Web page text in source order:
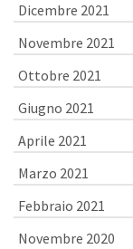
Dicembre 2021
Novembre 2021
Ottobre 2021
Giugno 2021
Aprile 2021
Marzo 2021
Febbraio 2021
Novembre 2020